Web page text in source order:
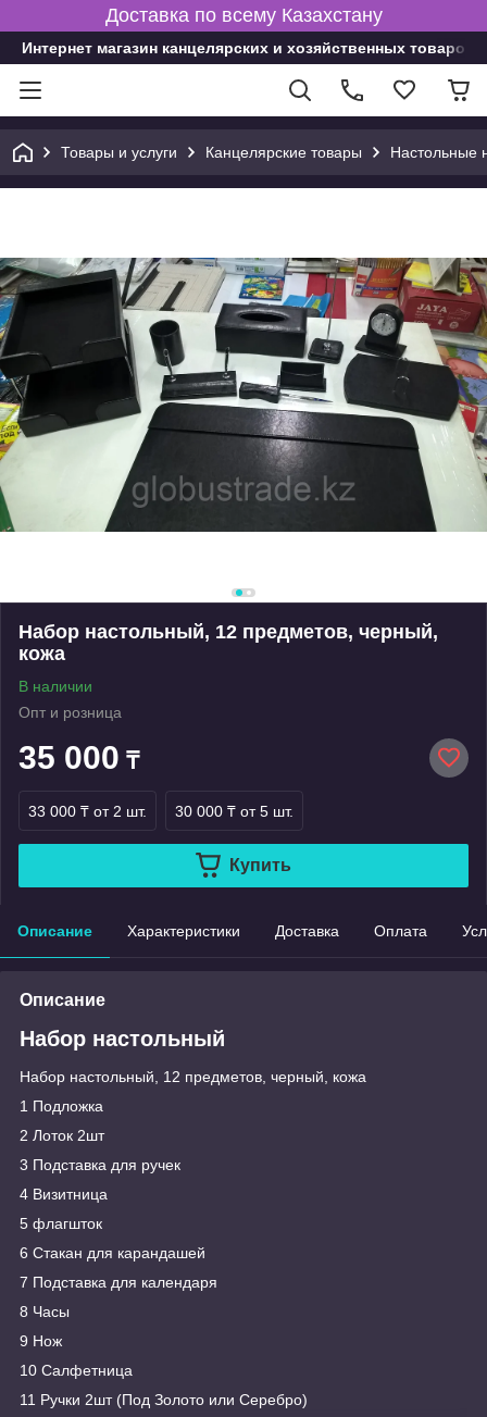
Доставка по всему Казахстану
Интернет магазин канцелярских и хозяйственных товаров
Товары и услуги Канцелярские товары Настольные
Набор настольный, 12 предметов, черный,
кожа
В наличии
Опт и розница
35 000 ₸
33 000 ₸ от 2 шт. 30 000 ₸ от 5 шт.
Купить
Описание Характеристики Доставка Оплата
Описание
Набор настольный
Набор настольный, 12 предметов, черный, кожа
1 Подложка
2 Лоток 2шт
3 Подставка для ручек
4 Визитница
5 флагшток
6 Стакан для карандашей
7 Подставка для календаря
8 Часы
9 Нож
10 Салфетница
11 Ручки 2шт (Под Золото или Серебро)